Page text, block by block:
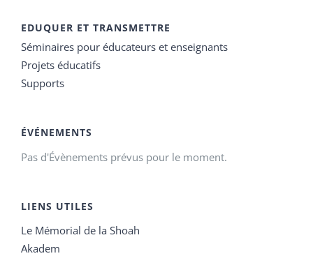
EDUQUER ET TRANSMETTRE
Séminaires pour éducateurs et enseignants
Projets éducatifs
Supports
ÉVÉNEMENTS
Pas d'Évènements prévus pour le moment.
LIENS UTILES
Le Mémorial de la Shoah
Akadem